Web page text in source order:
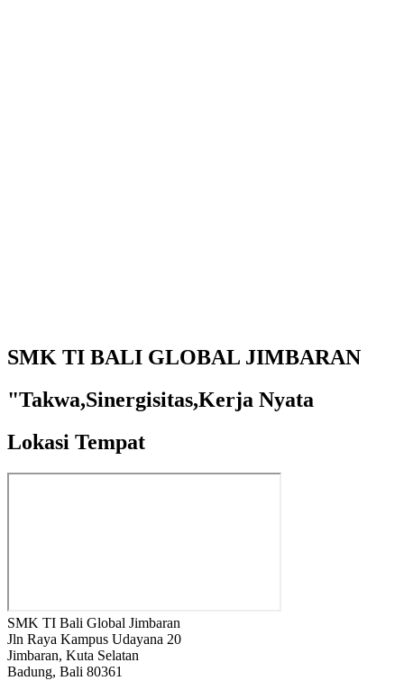
SMK TI BALI GLOBAL JIMBARAN
"Takwa,Sinergisitas,Kerja Nyata
Lokasi Tempat
SMK TI Bali Global Jimbaran
Jln Raya Kampus Udayana 20
Jimbaran, Kuta Selatan
Badung, Bali 80361